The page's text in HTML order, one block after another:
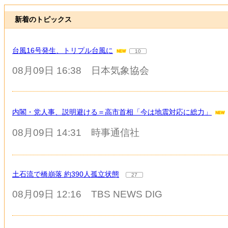
新着のトピックス
台風16号発生、トリプル台風に 10
08月09日 16:38 日本気象協会
内閣・党人事、説明避ける＝高市首相「今は地震対応に総力」
08月09日 14:31 時事通信社
土石流で橋崩落 約390人孤立状態 27
08月09日 12:16 TBS NEWS DIG